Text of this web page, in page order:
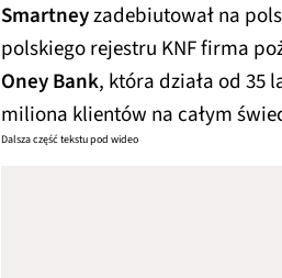
Smartneyzadebiutował na
polskiego rejestru KNF firma
Oney Bank, która działa od 35
miliona klientów na całym
Dalsza część tekstu pod wideo